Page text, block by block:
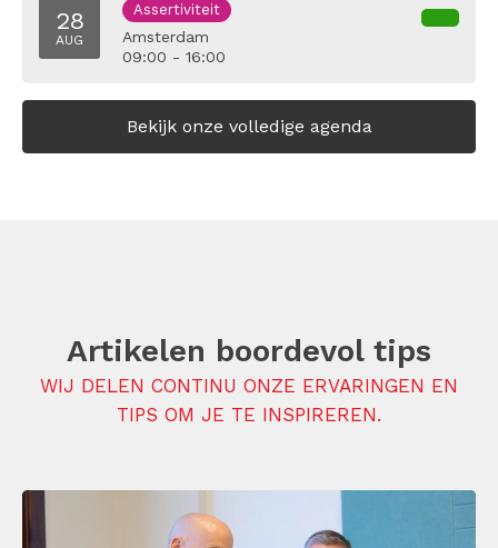
28
AUG
Assertiviteit
Amsterdam
09:00 - 16:00
Bekijk onze volledige agenda
Artikelen boordevol tips
WIJ DELEN CONTINU ONZE ERVARINGEN EN
TIPS OM JE TE INSPIREREN.